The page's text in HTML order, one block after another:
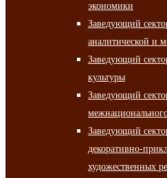
экономики
Заведующий
аналитической и
Заведующий
культуры
Заведующий
Заведующий
декоративно-
художественных